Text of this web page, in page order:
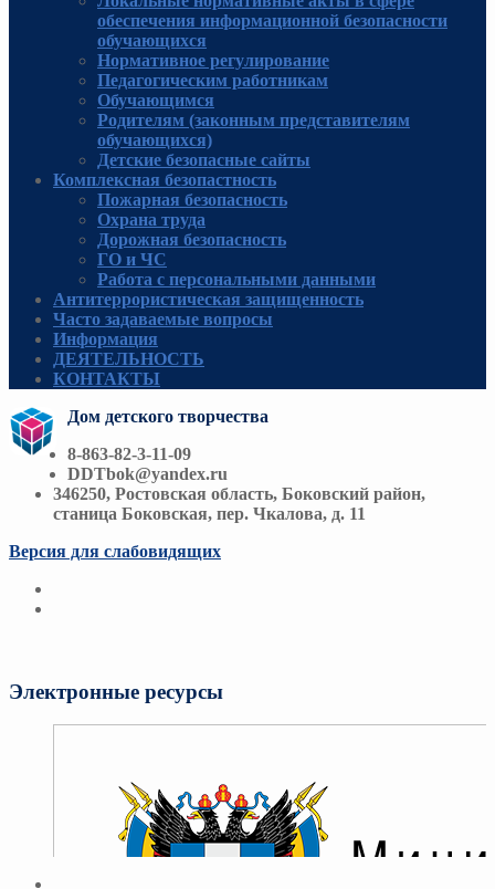
обеспечения информационной безопасности
обучающихся
Нормативное регулирование
Педагогическим работникам
Обучающимся
Родителям (законным представителям
обучающихся)
Детские безопасные сайты
Комплексная безопастность
Пожарная безопасность
Охрана труда
Дорожная безопасность
ГО и ЧС
Работа с персональными данными
Антитеррористическая защищенность
Часто задаваемые вопросы
Информация
ДЕЯТЕЛЬНОСТЬ
КОНТАКТЫ
Дом детского творчества
8-863-82-3-11-09
DDTbok@yandex.ru
346250, Ростовская область, Боковский район,
станица Боковская, пер. Чкалова, д. 11
Версия для слабовидящих
Электронные ресурсы